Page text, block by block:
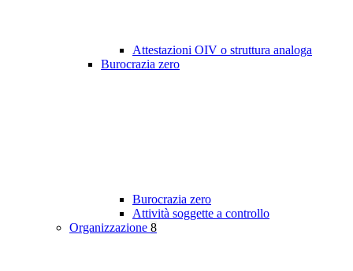
Attestazioni OIV o struttura analoga
Burocrazia zero
Burocrazia zero
Attività soggette a controllo
Organizzazione 8